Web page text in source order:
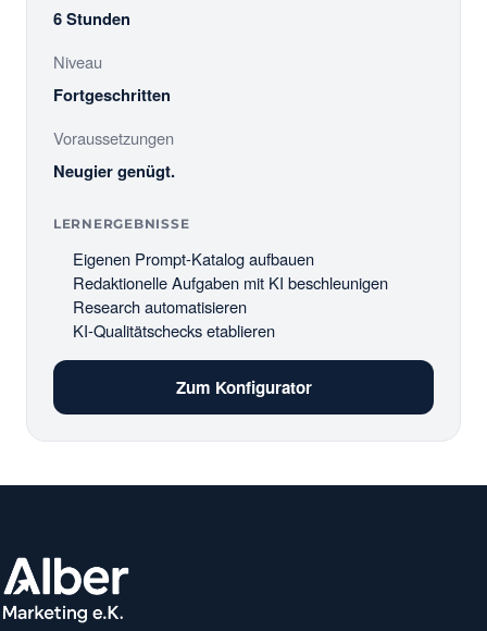
6 Stunden
Niveau
Fortgeschritten
Voraussetzungen
Neugier genügt.
LERNERGEBNISSE
Eigenen Prompt-Katalog aufbauen
Redaktionelle Aufgaben mit KI beschleunigen
Research automatisieren
KI-Qualitätschecks etablieren
Zum Konfigurator